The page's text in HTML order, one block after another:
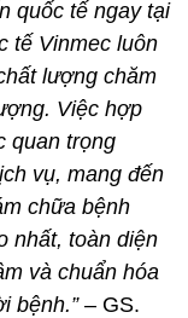
quốc tế ngay tại
tế Vinmec luôn
lượng chăm
Việc hợp
quan trọng
vụ, mang đến
chữa bệnh
nhất, toàn diện
và chuẩn hóa
bệnh.”– GS.